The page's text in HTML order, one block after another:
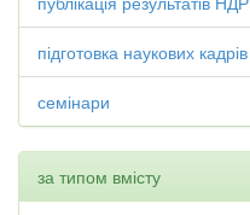
підготовка наукових кадрів
семінари
за типом вмісту